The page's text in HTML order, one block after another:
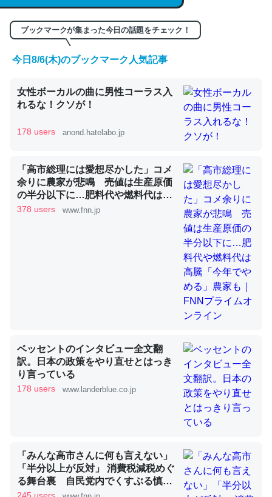
くらい。小説でいう「ずっと前の伏線」は回収されないけ
ど、短期記憶というには多い分量。進化すればするほど分
─GPTの仕組みと限界についての考察（１） - conceptualization
昆虫ってカルシウム少ないのか。知らんかった。調べたら
コオロギのカルシウム分はエビの600分の1程度。
─ニュース :: 【研究発表】昆虫学の大問題＝「昆虫はなぜ海にいな
利だから両方が拮抗してるのでは」とあって面白い。海に
いる鋏角類（カブトガニ・ウミグモ）はカルシウムを使わ
ずキチンを強化してる筈だが、酵素が違うのか？
─ニュース :: 【研究発表】昆虫学の大問題＝「昆虫はなぜ海にいな
これを元に考えるとカルシウムを大量に使う脊椎動物と貝
ブックマークが集まった今日の話題をチェック！
今日8/6(木)のブックマーク人気記事
女性ボーカルの曲に男性コーラス入
れるな！クソが！
178 users anond.hatelabo.jp
「高市総理には愛想尽かした」コメ
余りに農家が悲鳴 売値は生産原価
の半分以下に…肥料代や燃料代は高
騰「今年でやめる」農家も｜FNNプ
378 users www.fnn.jp
ベッセントのインタビュー全文翻
訳。日本の政策をやり直せとはっき
り言っている
178 users www.landerblue.co.jp
「みんな高市さんに何も言えない」
「半分以上が反対」 消費税減税めぐ
る舞台裏 自民党内でくすぶる慎重
論と本音【スポットライト】｜FNN